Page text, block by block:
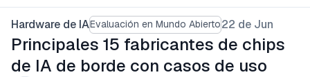
Hardware de IAEvaluación en Mundo Abierto22 de Jun
Principales 15 fabricantes de chips
de IA de borde con casos de uso